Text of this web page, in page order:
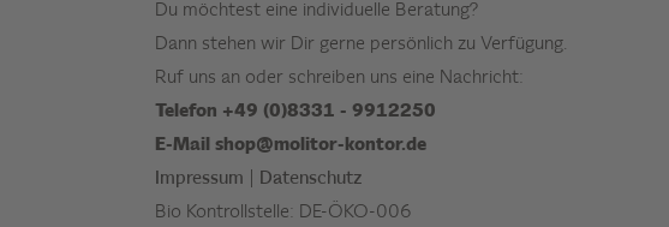
Du möchtest eine individuelle Beratung?
Dann stehen wir Dir gerne persönlich zu Verfügung.
Ruf uns an oder schreiben uns eine Nachricht:
Telefon +49 (0)8331 - 9912250
E-Mail shop@molitor-kontor.de
Impressum
Datenschutz
Bio Kontrollstelle: DE-ÖKO-006